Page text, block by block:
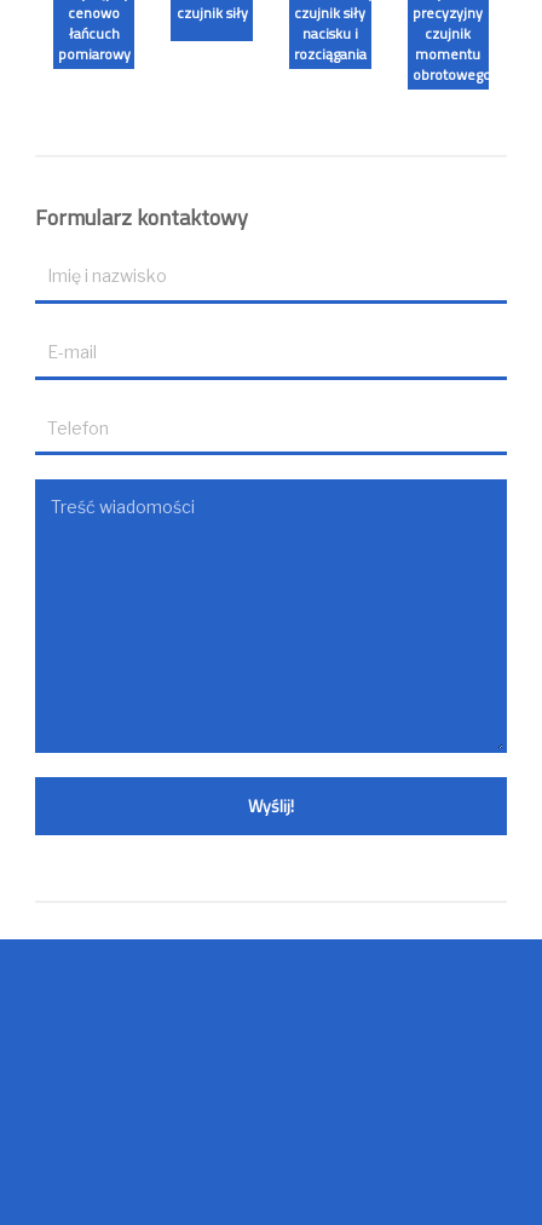
cenowo
łańcuch
pomiarowy
czujnik siły
czujnik siły
nacisku i
rozciągania
precyzyjny
czujnik
momentu
obrotowego
Formularz kontaktowy